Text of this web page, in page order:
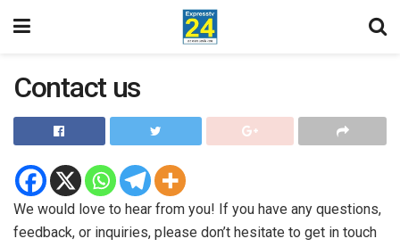
Contact us
We would love to hear from you! If you have any questions,
feedback, or inquiries, please don’t hesitate to get in touch